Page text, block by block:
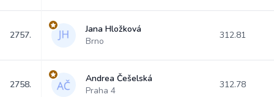
2757.
Jana Hložková
Brno
312.81
2758.
Andrea Češelská
Praha 4
312.78